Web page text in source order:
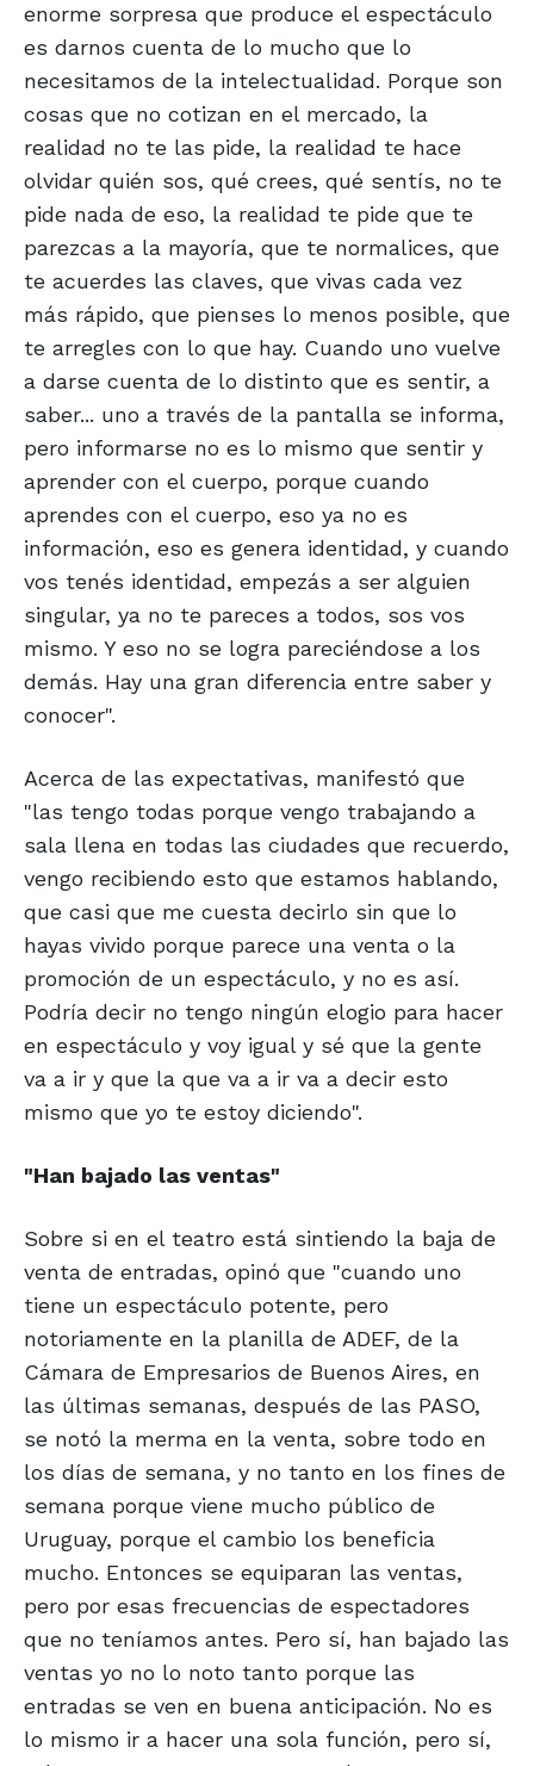
enorme sorpresa que produce el espectáculo
es darnos cuenta de lo mucho que lo
necesitamos de la intelectualidad. Porque son
cosas que no cotizan en el mercado, la
realidad no te las pide, la realidad te hace
olvidar quién sos, qué crees, qué sentís, no te
pide nada de eso, la realidad te pide que te
parezcas a la mayoría, que te normalices, que
te acuerdes las claves, que vivas cada vez
más rápido, que pienses lo menos posible, que
te arregles con lo que hay. Cuando uno vuelve
a darse cuenta de lo distinto que es sentir, a
saber... uno a través de la pantalla se informa,
pero informarse no es lo mismo que sentir y
aprender con el cuerpo, porque cuando
aprendes con el cuerpo, eso ya no es
información, eso es genera identidad, y cuando
vos tenés identidad, empezás a ser alguien
singular, ya no te pareces a todos, sos vos
mismo. Y eso no se logra pareciéndose a los
demás. Hay una gran diferencia entre saber y
conocer".
Acerca de las expectativas, manifestó que
"las tengo todas porque vengo trabajando a
sala llena en todas las ciudades que recuerdo,
vengo recibiendo esto que estamos hablando,
que casi que me cuesta decirlo sin que lo
hayas vivido porque parece una venta o la
promoción de un espectáculo, y no es así.
Podría decir no tengo ningún elogio para hacer
en espectáculo y voy igual y sé que la gente
va a ir y que la que va a ir va a decir esto
mismo que yo te estoy diciendo".
"Han bajado las ventas"
Sobre si en el teatro está sintiendo la baja de
venta de entradas, opinó que "cuando uno
tiene un espectáculo potente, pero
notoriamente en la planilla de ADEF, de la
Cámara de Empresarios de Buenos Aires, en
las últimas semanas, después de las PASO,
se notó la merma en la venta, sobre todo en
los días de semana, y no tanto en los fines de
semana porque viene mucho público de
Uruguay, porque el cambio los beneficia
mucho. Entonces se equiparan las ventas,
pero por esas frecuencias de espectadores
que no teníamos antes. Pero sí, han bajado las
ventas yo no lo noto tanto porque las
entradas se ven en buena anticipación. No es
lo mismo ir a hacer una sola función, pero sí,